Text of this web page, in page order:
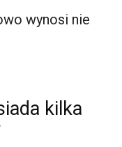
wynosi nie
kilka